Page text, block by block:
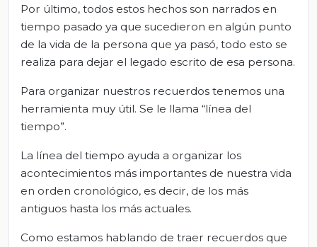
Por último, todos estos hechos son narrados en
tiempo pasado ya que sucedieron en algún punto
de la vida de la persona que ya pasó, todo esto se
realiza para dejar el legado escrito de esa persona.
Para organizar nuestros recuerdos tenemos una
herramienta muy útil. Se le llama “línea del
tiempo”.
La línea del tiempo ayuda a organizar los
acontecimientos más importantes de nuestra vida
en orden cronológico, es decir, de los más
antiguos hasta los más actuales.
Como estamos hablando de traer recuerdos que